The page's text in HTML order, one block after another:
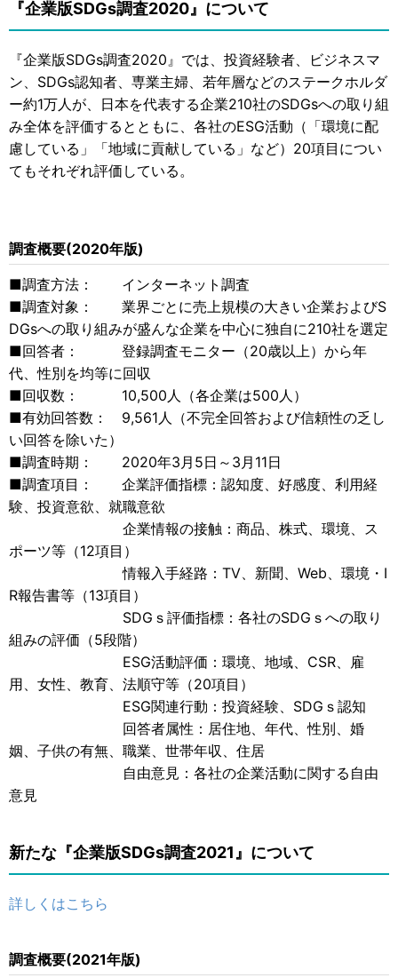
『企業版SDGs調査2020』について
『企業版SDGs調査2020』では、投資経験者、ビジネスマ
ン、SDGs認知者、専業主婦、若年層などのステークホルダ
ー約1万人が、日本を代表する企業210社のSDGsへの取り組
み全体を評価するとともに、各社のESG活動（「環境に配
慮している」「地域に貢献している」など）20項目につい
てもそれぞれ評価している。
調査概要(2020年版)
■調査方法： インターネット調査
■調査対象： 業界ごとに売上規模の大きい企業およびS
DGsへの取り組みが盛んな企業を中心に独自に210社を選定
■回答者： 登録調査モニター（20歳以上）から年
代、性別を均等に回収
■回収数： 10,500人（各企業は500人）
■有効回答数： 9,561人（不完全回答および信頼性の乏し
い回答を除いた）
■調査時期： 2020年3月5日～3月11日
■調査項目： 企業評価指標：認知度、好感度、利用経
験、投資意欲、就職意欲
企業情報の接触：商品、株式、環境、ス
ポーツ等（12項目）
情報入手経路：TV、新聞、Web、環境・I
R報告書等（13項目）
SDGｓ評価指標：各社のSDGｓへの取り
組みの評価（5段階）
ESG活動評価：環境、地域、CSR、雇
用、女性、教育、法順守等（20項目）
ESG関連行動：投資経験、SDGｓ認知
回答者属性：居住地、年代、性別、婚
姻、子供の有無、職業、世帯年収、住居
自由意見：各社の企業活動に関する自由
意見
新たな『企業版SDGs調査2021』について
詳しくはこちら
調査概要(2021年版)